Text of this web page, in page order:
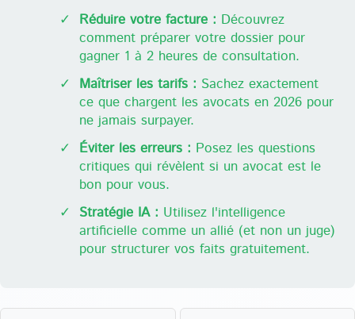
✓ Réduire votre facture : Découvrez
comment préparer votre dossier pour
gagner 1 à 2 heures de consultation.
✓ Maîtriser les tarifs : Sachez exactement
ce que chargent les avocats en 2026 pour
ne jamais surpayer.
✓ Éviter les erreurs : Posez les questions
critiques qui révèlent si un avocat est le
bon pour vous.
✓ Stratégie IA : Utilisez l'intelligence
artificielle comme un allié (et non un juge)
pour structurer vos faits gratuitement.